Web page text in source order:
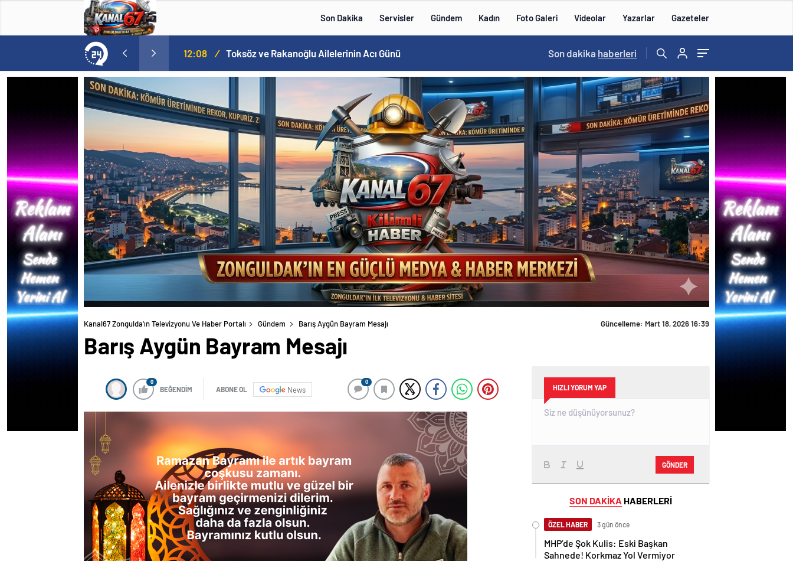
Son Dakika Servisler Gündem Kadın Foto Galeri Videolar Yazarlar Gazeteler
MHP’de Şok Kulis: Eski Başkan Sahnede! Korkmaz Yol Vermiyor 12:08 / Toksöz ve Rakanoğlu Ailelerinin Acı Günü 16:00 /
Son dakika haberleri
Kanal67 Zongulda'ın Televizyonu Ve Haber Portalı Gündem Barış Aygün Bayram Mesajı
Barış Aygün Bayram Mesajı
0
BEĞENDİM ABONE OL News
0
HIZLI YORUM YAP
GÖNDER
SON DAKİKA HABERLERİ
ÖZEL HABER 3 gün önce
MHP’de Şok Kulis: Eski Başkan
Sahnede! Korkmaz Yol Vermiyor